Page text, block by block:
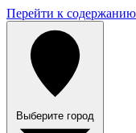
Перейти к содержанию
Выберите город